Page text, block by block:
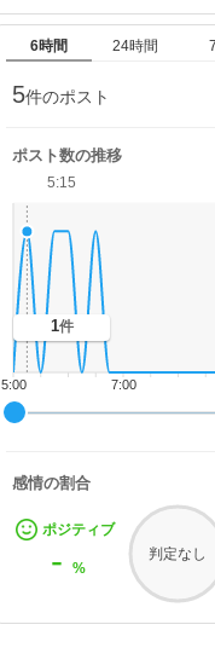
6時間 24時間
5件のポスト
ポスト数の推移
7:00
5:00
5:15
1件
感情の割合
ポジティブ
- %
判定なし